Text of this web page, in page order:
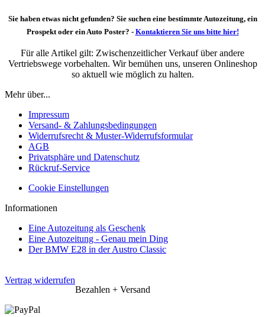
Sie haben etwas nicht gefunden? Sie suchen eine bestimmte Autozeitung, ein
Prospekt oder ein Auto Poster? - Kontaktieren Sie uns bitte hier!
Für alle Artikel gilt: Zwischenzeitlicher Verkauf über andere
Vertriebswege vorbehalten. Wir bemühen uns, unseren Onlineshop
so aktuell wie möglich zu halten.
Mehr über...
Impressum
Versand- & Zahlungsbedingungen
Widerrufsrecht & Muster-Widerrufsformular
AGB
Privatsphäre und Datenschutz
Rückruf-Service
Cookie Einstellungen
Informationen
Eine Autozeitung als Geschenk
Eine Autozeitung - Genau mein Ding
Der BMW E28 in der Austro Classic
Vertrag widerrufen
Bezahlen + Versand